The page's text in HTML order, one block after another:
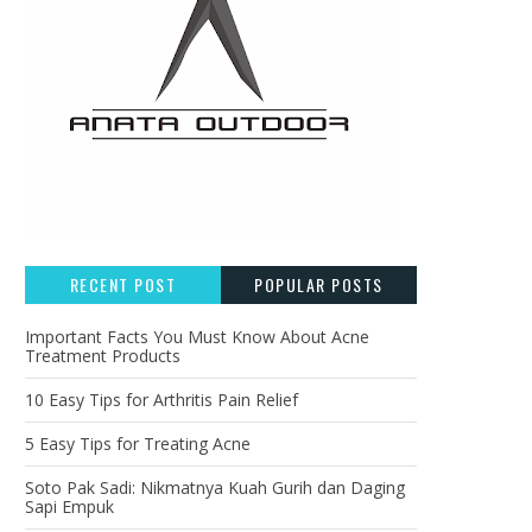
RECENT POST POPULAR POSTS
Important Facts You Must Know About Acne
Treatment Products
10 Easy Tips for Arthritis Pain Relief
5 Easy Tips for Treating Acne
Soto Pak Sadi: Nikmatnya Kuah Gurih dan Daging
Sapi Empuk